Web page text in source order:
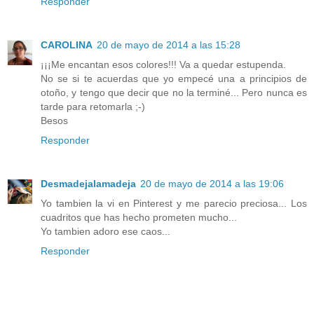
CAROLINA 20 de mayo de 2014 a las 15:28
¡¡¡Me encantan esos colores!!! Va a quedar estupenda.
No se si te acuerdas que yo empecé una a principios de
otoño, y tengo que decir que no la terminé... Pero nunca es
tarde para retomarla ;-)
Besos
Responder
Desmadejalamadeja 20 de mayo de 2014 a las 19:06
Yo tambien la vi en Pinterest y me parecio preciosa... Los
cuadritos que has hecho prometen mucho...
Yo tambien adoro ese caos...
Responder